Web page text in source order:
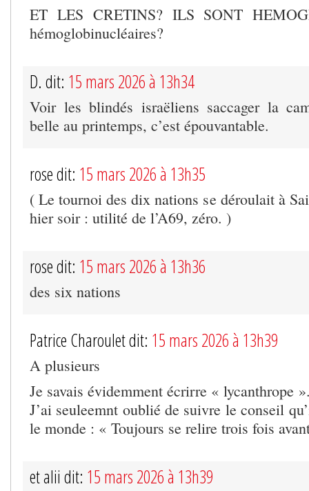
ET LES CRETINS? ILS SONT
hémoglobinucléaires?
D. dit: 15 mars 2026 à 13h34
Voir les blindés israëliens saccager la
belle au printemps, c’est épouvantable.
rose dit: 15 mars 2026 à 13h35
( Le tournoi des dix nations se déroulait à
hier soir : utilité de l’A69, zéro. )
rose dit: 15 mars 2026 à 13h36
des six nations
Patrice Charoulet dit: 15 mars 2026 à 13h39
A plusieurs
Je savais évidemment écrirre « lycanthrope
J’ai seuleemnt oublié de suivre le conseil
le monde : « Toujours se relire trois fois
et alii dit: 15 mars 2026 à 13h39